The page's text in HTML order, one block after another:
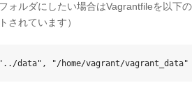
ォルダにしたい場合はVagrantfileを以下の
されています）
data", "/home/vagrant/vagrant_data"